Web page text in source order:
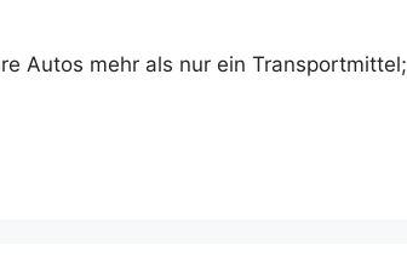
Autos mehr als nur ein Transportmittel;